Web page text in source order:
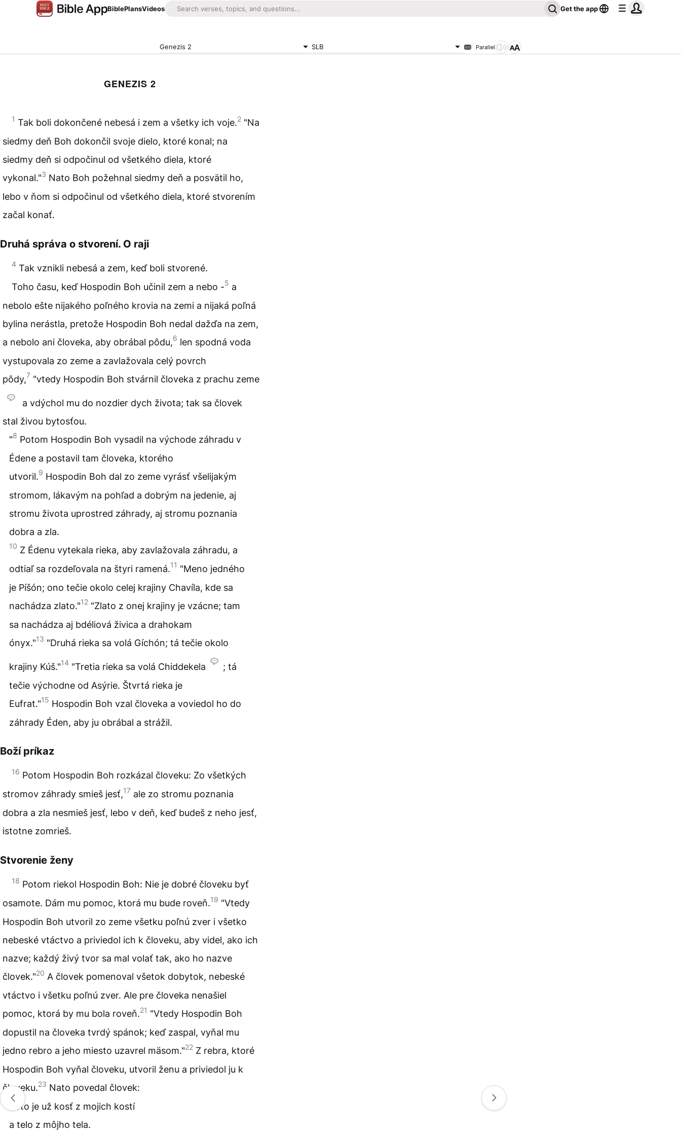
BiblePlansVideos Get the app
Genezis 2 SLB Parallel
GENEZIS 2
1 Tak boli dokončené nebesá i zem a všetky ich voje.2 "Na
siedmy deň Boh dokončil svoje dielo, ktoré konal; na
siedmy deň si odpočinul od všetkého diela, ktoré
vykonal."3 Nato Boh požehnal siedmy deň a posvätil ho,
lebo v ňom si odpočinul od všetkého diela, ktoré stvorením
začal konať.
Druhá správa o stvorení. O raji
4 Tak vznikli nebesá a zem, keď boli stvorené.
Toho času, keď Hospodin Boh učinil zem a nebo -5 a
nebolo ešte nijakého poľného krovia na zemi a nijaká poľná
bylina nerástla, pretože Hospodin Boh nedal dažďa na zem,
a nebolo ani človeka, aby obrábal pôdu,6 len spodná voda
vystupovala zo zeme a zavlažovala celý povrch
pôdy,7 "vtedy Hospodin Boh stvárnil človeka z prachu zeme
a vdýchol mu do nozdier dych života; tak sa človek
stal živou bytosťou.
"8 Potom Hospodin Boh vysadil na východe záhradu v
Édene a postavil tam človeka, ktorého
utvoril.9 Hospodin Boh dal zo zeme vyrásť všelijakým
stromom, lákavým na pohľad a dobrým na jedenie, aj
stromu života uprostred záhrady, aj stromu poznania
dobra a zla.
10 Z Édenu vytekala rieka, aby zavlažovala záhradu, a
odtiaľ sa rozdeľovala na štyri ramená.11 "Meno jedného
je Píšón; ono tečie okolo celej krajiny Chavíla, kde sa
nachádza zlato."12 "Zlato z onej krajiny je vzácne; tam
sa nachádza aj bdéliová živica a drahokam
ónyx."13 "Druhá rieka sa volá Gíchón; tá tečie okolo
krajiny Kúš."14 "Tretia rieka sa volá Chiddekela
; tá
tečie východne od Asýrie. Štvrtá rieka je
Eufrat."15 Hospodin Boh vzal človeka a voviedol ho do
záhrady Éden, aby ju obrábal a strážil.
Boží príkaz
16 Potom Hospodin Boh rozkázal človeku: Zo všetkých
stromov záhrady smieš jesť,17 ale zo stromu poznania
dobra a zla nesmieš jesť, lebo v deň, keď budeš z neho jesť,
istotne zomrieš.
Stvorenie ženy
18 Potom riekol Hospodin Boh: Nie je dobré človeku byť
osamote. Dám mu pomoc, ktorá mu bude roveň.19 "Vtedy
Hospodin Boh utvoril zo zeme všetku poľnú zver i všetko
nebeské vtáctvo a priviedol ich k človeku, aby videl, ako ich
nazve; každý živý tvor sa mal volať tak, ako ho nazve
človek."20 A človek pomenoval všetok dobytok, nebeské
vtáctvo i všetku poľnú zver. Ale pre človeka nenašiel
pomoc, ktorá by mu bola roveň.21 "Vtedy Hospodin Boh
dopustil na človeka tvrdý spánok; keď zaspal, vyňal mu
jedno rebro a jeho miesto uzavrel mäsom."22 Z rebra, ktoré
Hospodin Boh vyňal človeku, utvoril ženu a priviedol ju k
človeku.23 Nato povedal človek:
Toto je už kosť z mojich kostí
a telo z môjho tela.